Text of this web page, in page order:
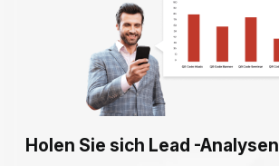
Holen Sie sich Lead -Analysen